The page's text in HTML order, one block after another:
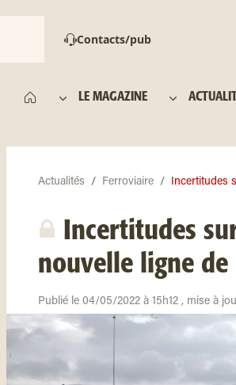
Contacts/pub
LE MAGAZINE
Actualités Ferroviaire Incertitudes
Incertitudes
nouvelle ligne de
Publié le 04/05/2022 à 15h12 , mise à